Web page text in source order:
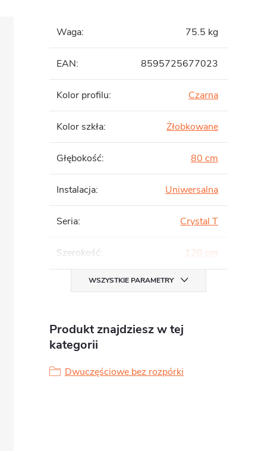
Waga: 75.5 kg
EAN: 8595725677023
Kolor profilu: Czarna
Kolor szkła: Żłobkowane
Głębokość: 80 cm
Instalacja: Uniwersalna
Seria: Crystal T
Szerokość: 120 cm
WSZYSTKIE PARAMETRY
Produkt znajdziesz w tej
kategorii
Dwuczęściowe bez rozpórki